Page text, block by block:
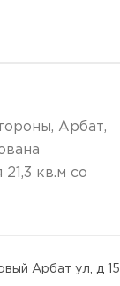
Арбат,
кв.м со
Арбат ул, д 15